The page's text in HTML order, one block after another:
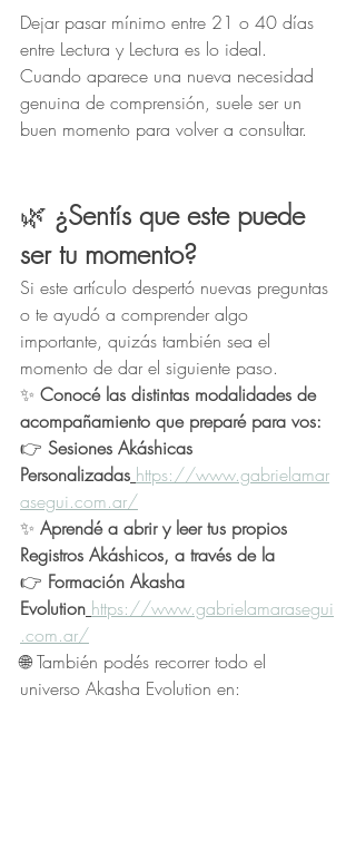
Dejar pasar mínimo entre 21 o 40 días
entre Lectura y Lectura es lo ideal.
Cuando aparece una nueva necesidad
genuina de comprensión, suele ser un
buen momento para volver a consultar.
🌿 ¿Sentís que este puede
ser tu momento?
Si este artículo despertó nuevas preguntas
o te ayudó a comprender algo
importante, quizás también sea el
momento de dar el siguiente paso.
✨ Conocé las distintas modalidades de
acompañamiento que preparé para vos:
👉 Sesiones Akáshicas
Personalizadas https://www.gabrielamar
asegui.com.ar/
✨ Aprendé a abrir y leer tus propios
Registros Akáshicos, a través de la
👉 Formación Akasha
Evolution https://www.gabrielamarasegui
.com.ar/
🌐 También podés recorrer todo el
universo Akasha Evolution en: